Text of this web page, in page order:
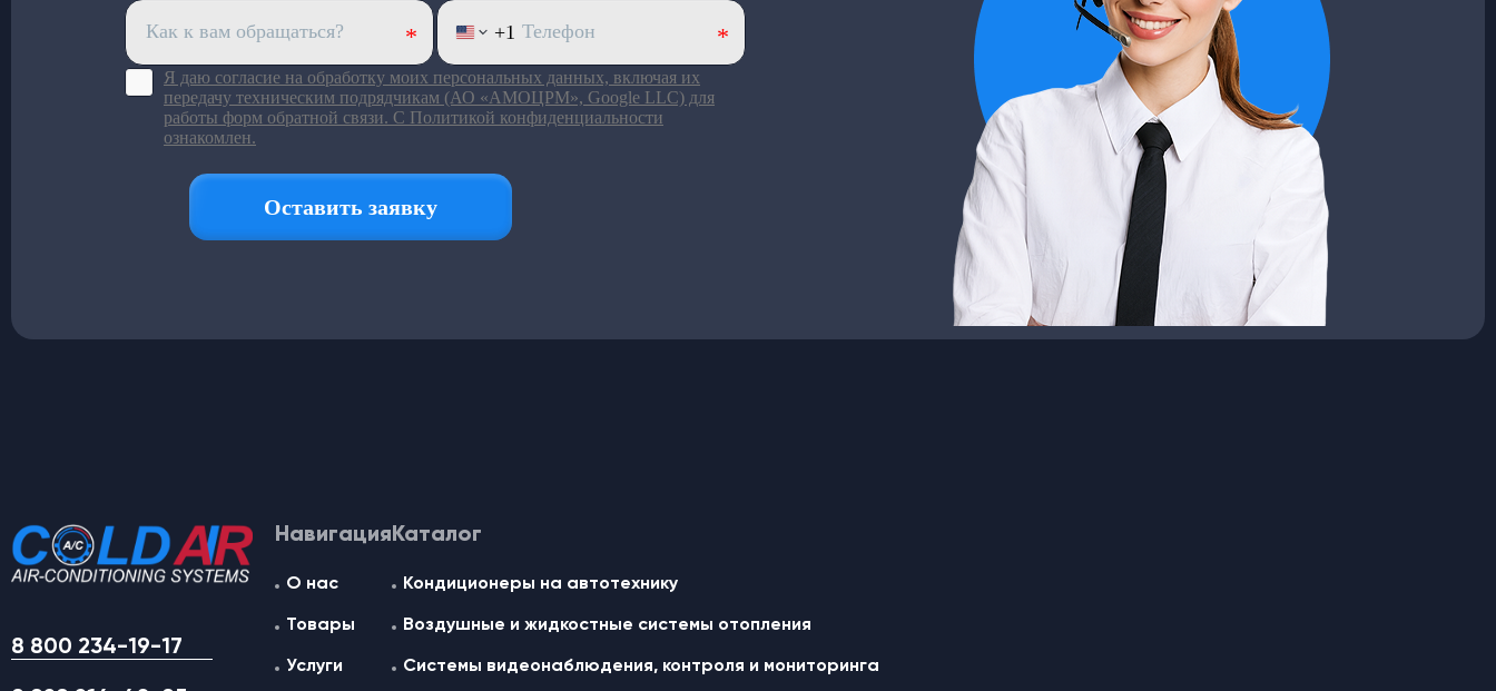
8 800 234-19-17
Навигация
О нас
Товары
Услуги
Каталог
Кондиционеры на автотехнику
Воздушные и жидкостные cистемы отопления
Системы видеонаблюдения, контроля и мониторинга